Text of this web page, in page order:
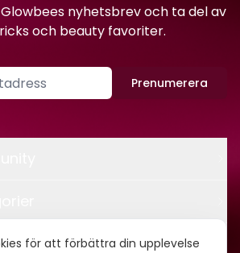
för att förbättra din upplevelse
nyhetsbrev och ta del av
och beauty favoriter.
Prenumerera